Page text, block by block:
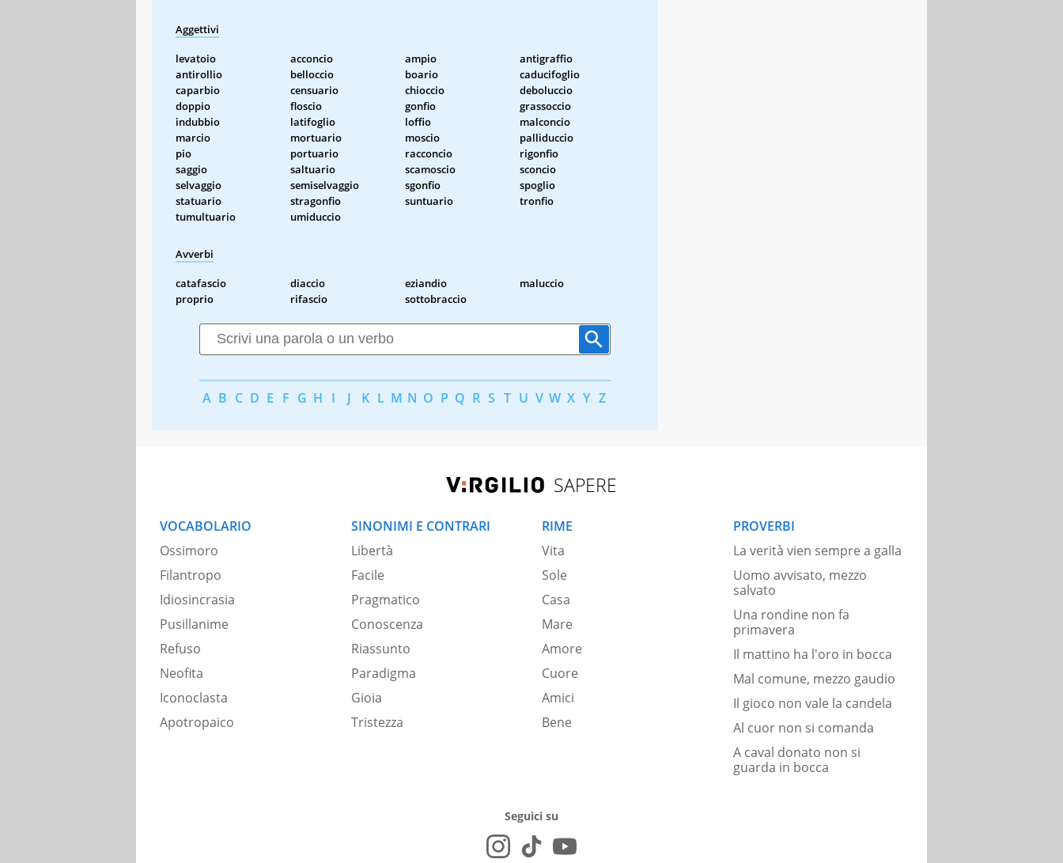
Aggettivi
levatoio acconcio ampio
antigraffio
antirollio
belloccio boario
caducifoglio
caparbio
censuario chioccio
deboluccio
doppio
floscio gonfio
grassoccio
indubbio
latifoglio loffio
malconcio
marcio
mortuario moscio
palliduccio
pio
portuario racconcio
rigonfio
saggio
saltuario scamoscio
sconcio
selvaggio
semiselvaggio sgonfio
spoglio
statuario
stragonfio suntuario
tronfio
tumultuario
umiduccio
Avverbi
catafascio diaccio eziandio
maluccio
proprio
rifascio sottobraccio
A B C D E F G H I J K L M N O P Q R S T U V W X Y Z
SAPERE
VOCABOLARIO
Ossimoro
Filantropo
Idiosincrasia
Pusillanime
Refuso
Neofita
Iconoclasta
Apotropaico
SINONIMI E CONTRARI
Libertà
Facile
Pragmatico
Conoscenza
Riassunto
Paradigma
Gioia
Tristezza
RIME
Vita
Sole
Casa
Mare
Amore
Cuore
Amici
Bene
PROVERBI
La verità vien sempre a galla
Uomo avvisato, mezzo
salvato
Una rondine non fa
primavera
Il mattino ha l'oro in bocca
Mal comune, mezzo gaudio
Il gioco non vale la candela
Al cuor non si comanda
A caval donato non si
guarda in bocca
Seguici su